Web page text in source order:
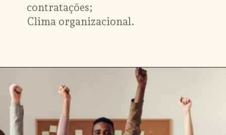
contratações;
Clima organizacional.